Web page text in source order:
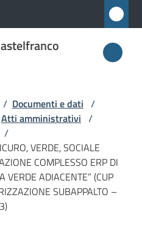
/ Documenti e dati /
Atti amministrativi /
/
VERDE, SOCIALE
COMPLESSO ERP DI
ADIACENTE” (CUP
SUBAPPALTO –